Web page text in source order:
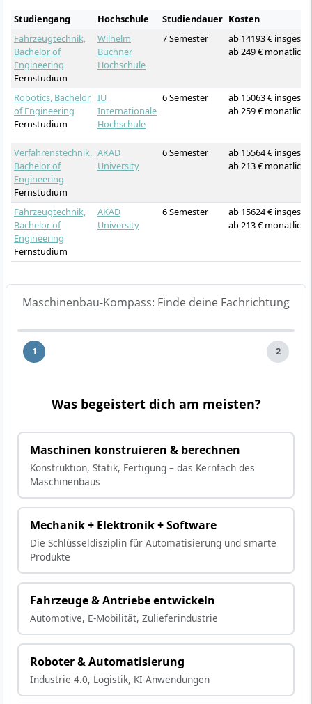
Studiengang Hochschule Studiendauer Kosten
Fahrzeugtechnik,
Bachelor of
Engineering
Fernstudium
Wilhelm
Büchner
Hochschule
7 Semester
ab 14193 €
ab 249 € monatlich
Robotics, Bachelor
of Engineering
Fernstudium
IU
Internationale
Hochschule
6 Semester
ab 15063 €
ab 259 € monatlich
Verfahrenstechnik,
Bachelor of
Engineering
Fernstudium
AKAD
University
6 Semester
ab 15564 €
ab 213 € monatlich
Fahrzeugtechnik,
Bachelor of
Engineering
Fernstudium
AKAD
University
6 Semester
ab 15624 €
ab 213 € monatlich
Maschinenbau-Kompass: Finde deine Fachrichtung
1 2
Was begeistert dich am meisten?
Maschinen konstruieren & berechnen
Konstruktion, Statik, Fertigung – das Kernfach des
Maschinenbaus
Mechanik + Elektronik + Software
Die Schlüsseldisziplin für Automatisierung und smarte
Produkte
Fahrzeuge & Antriebe entwickeln
Automotive, E-Mobilität, Zulieferindustrie
Roboter & Automatisierung
Industrie 4.0, Logistik, KI-Anwendungen